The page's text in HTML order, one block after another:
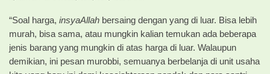
“Soal harga, insyaAllah bersaing dengan yang di luar. Bisa lebih
murah, bisa sama, atau mungkin kalian temukan ada beberapa
jenis barang yang mungkin di atas harga di luar. Walaupun
demikian, ini pesan murobbi, semuanya berbelanja di unit usaha